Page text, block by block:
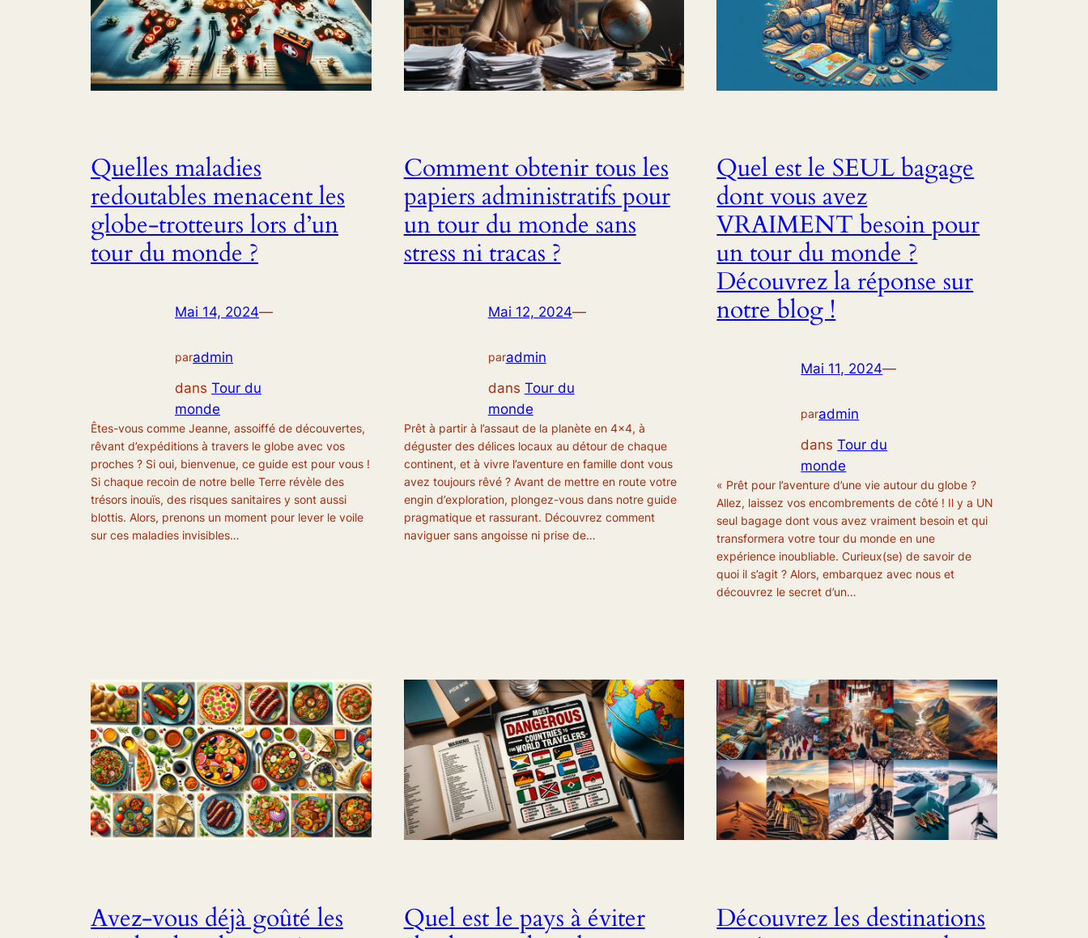
Quelles maladies
redoutables menacent les
globe-trotteurs lors d’un
tour du monde ?
Mai 14, 2024—
paradmin
dans Tour du
monde
Êtes-vous comme Jeanne, assoiffé de découvertes,
rêvant d’expéditions à travers le globe avec vos
proches ? Si oui, bienvenue, ce guide est pour vous !
Si chaque recoin de notre belle Terre révèle des
trésors inouïs, des risques sanitaires y sont aussi
blottis. Alors, prenons un moment pour lever le voile
sur ces maladies invisibles…
Comment obtenir tous les
papiers administratifs pour
un tour du monde sans
stress ni tracas ?
Mai 12, 2024—
paradmin
dans Tour du
monde
Prêt à partir à l’assaut de la planète en 4×4, à
déguster des délices locaux au détour de chaque
continent, et à vivre l’aventure en famille dont vous
avez toujours rêvé ? Avant de mettre en route votre
engin d’exploration, plongez-vous dans notre guide
pragmatique et rassurant. Découvrez comment
naviguer sans angoisse ni prise de…
Quel est le SEUL bagage
dont vous avez
VRAIMENT besoin pour
un tour du monde ?
Découvrez la réponse sur
notre blog !
Mai 11, 2024—
paradmin
dansTour du
monde
« Prêt pour l’aventure d’une vie autour du globe ?
Allez, laissez vos encombrements de côté ! Il y a UN
seul bagage dont vous avez vraiment besoin et qui
transformera votre tour du monde en une
expérience inoubliable. Curieux(se) de savoir de
quoi il s’agit ? Alors, embarquez avec nous et
découvrez le secret d’un…
Avez-vous déjà goûté les
Quel est le pays à éviter
Découvrez les destinations